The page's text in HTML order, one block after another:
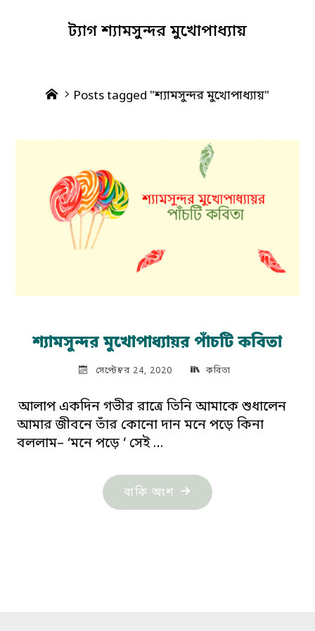
ট্যাগ শ্যামসুন্দর মুখোপাধ্যায়
HomePosts tagged "শ্যামসুন্দর মুখোপাধ্যায়"
শ্যামসুন্দর মুখোপাধ্যায়র পাঁচটি কবিতা
সেপ্টেম্বর 24, 2020 কবিতা
আলাপ একদিন গভীর রাত্রে তিনি আমাকে শুধালেন
আমার জীবনে তাঁর কোনো দান মনে পড়ে কিনা
বললাম– ‘মনে পড়ে ‘ সেই …
বাকি অংশ "শ্যামসুন্দর
মুখোপাধ্যায়র